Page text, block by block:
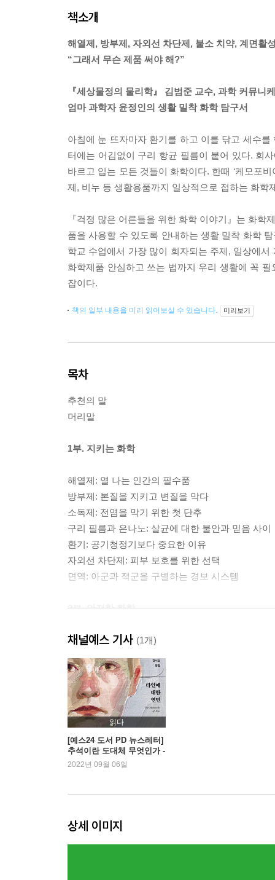
책소개
해열제, 방부제, 자외선 차단제, 불소 치약, 계면활
“그래서 무슨 제품 써야 해?”
『세상물정의 물리학』 김범준 교수, 과학 커뮤니
엄마 과학자 윤정인의 생활 밀착 화학 탐구서
아침에 눈 뜨자마자 환기를 하고 이를 닦고 세수
터에는 어김없이 구리 항균 필름이 붙어 있다. 회
바르고 입는 모든 것들이 화학이다. 한때 ‘케모포
제, 비누 등 생활용품까지 일상적으로 접하는 화
『걱정 많은 어른들을 위한 화학 이야기』는 화
품을 사용할 수 있도록 안내하는 생활 밀착 화학
학교 수업에서 가장 많이 회자되는 주제, 일상에
화학제품 안심하고 쓰는 법까지 우리 생활에 꼭
잡이다.
책의 일부 내용을 미리 읽어보실 수 있습니다. 미리보기
목차
추천의 말
머리말
1부. 지키는 화학
해열제: 열 나는 인간의 필수품
방부제: 본질을 지키고 변질을 막다
소독제: 전염을 막기 위한 첫 단추
구리 필름과 은나노: 살균에 대한 불안과 믿음 사이
환기: 공기청정기보다 중요한 이유
자외선 차단제: 피부 보호를 위한 선택
면역: 아군과 적군을 구별하는 경보 시스템
2부. 안전한 화학
독성: 두려울수록 알아야 하는 이유
중금속: 아름답고도 치명적인 지구의 선물
플라스틱: 가볍고 편리한, 인류 최대의 논란거리
슬라임: 재미만큼 규칙이 필요하다
불소: 충치를 막는 강력한 화학결합
테플론: 코팅 프라이팬은 죄가 없다
생분해 플라스틱: 썩는 것과 썩지 않는 것
3부. 쓸모 있는 화학
화장품: 예민할수록 따져보자
락스와 비누: 이유 있는 스테디셀러
채널예스 기사 (1개)
읽다
[예스24 도서 PD 뉴스레터]
추석이란 도대체 무엇인가 -
『타인에 대한 연민』 외
2022년 09월 06일
상세 이미지